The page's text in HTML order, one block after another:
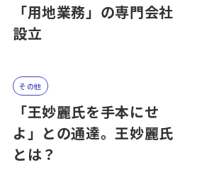
「用地業務」の専門会社
設立
その他
「王妙麗氏を手本にせ
よ」との通達。王妙麗氏
とは？